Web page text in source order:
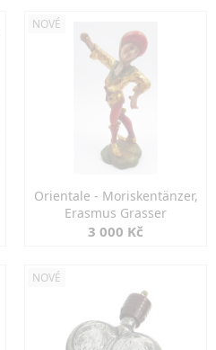
NOVÉ
Orientale - Moriskentänzer,
Erasmus Grasser
3 000 Kč
NOVÉ